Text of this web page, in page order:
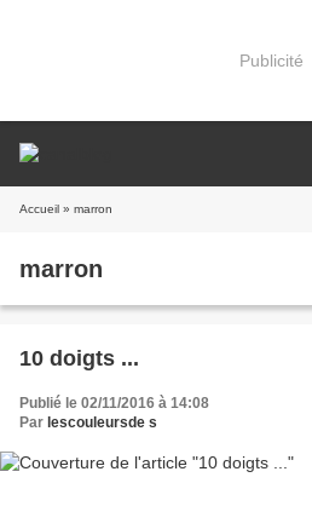
Publicité
Accueil » marron
marron
10 doigts ...
Publié le 02/11/2016 à 14:08
Par lescouleursde s